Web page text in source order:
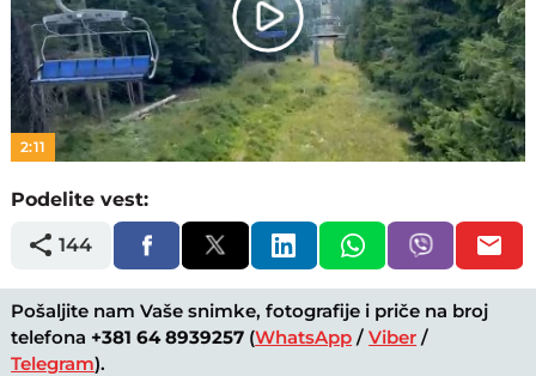
Play
Video
2:11
Podelite vest:
144
Pošaljite nam Vaše snimke, fotografije i priče na broj
telefona +381 64 8939257 (WhatsApp /Viber /
Telegram).